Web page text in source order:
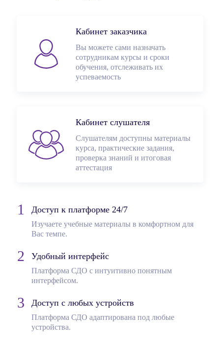
Кабинет заказчика
Вы можете сами назначать
сотрудникам курсы и сроки
обучения, отслеживать их
успеваемость
Кабинет слушателя
Слушателям доступны материалы
курса, практические задания,
проверка знаний и итоговая
аттестация
Доступ к платформе 24/7
Изучаете учебные материалы в комфортном для
Вас темпе.
Удобный интерфейс
Платформа СДО с интуитивно понятным
интерфейсом.
Доступ с любых устройств
Платформа СДО адаптирована под любые
устройства.